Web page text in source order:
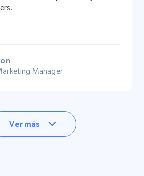
Manager
Ver más